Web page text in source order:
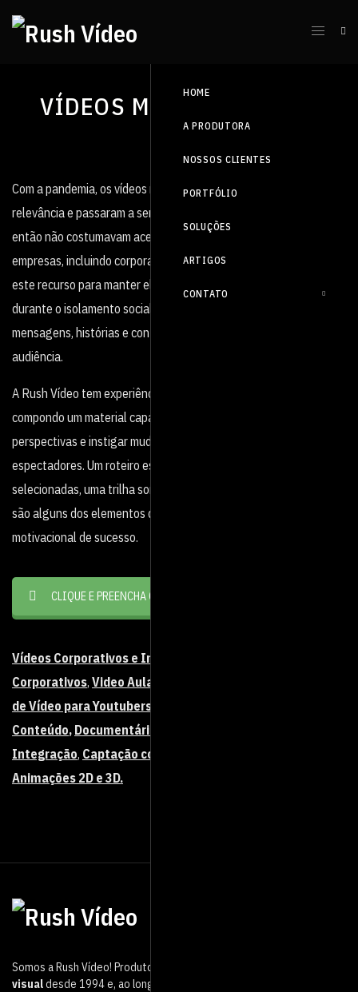
HOME
A PRODUTORA
NOSSOS CLIENTES
PORTFÓLIO
SOLUÇÕES
ARTIGOS
CONTATO
VÍDEOS MOTIVACIONAIS
Com a pandemia, os vídeos motivacionais ganharam ainda mais
relevância e passaram a ser consumidos por públicos que até
então não costumavam acessar este tipo de material. Muitas
empresas, incluindo corporações de grande porte, recorreram a
este recurso para manter elevado o moral de seus funcionários
durante o isolamento social. O objetivo é sempre apresentar
mensagens, histórias e conteúdos capazes de inspirar e motivar a
audiência.
A Rush Vídeo tem experiência na produção deste tipo de produto,
compondo um material capaz de aguçar o olhar para novas
perspectivas e instigar mudanças de atitude por parte dos
espectadores. Um roteiro estruturado, imagens bem
selecionadas, uma trilha sonora adequada e locução calibrada
são alguns dos elementos que ajudam a compor um vídeo
motivacional de sucesso.
CLIQUE E PREENCHA O
Vídeos Corporativos e Institucionais
Corporativos, Video Aulas
de Vídeo para Youtubers, Redes Sociais e Criadores de
Conteúdo, Documentários
Integração, Captação com Drone
Animações 2D e 3D.
Somos a Rush Vídeo! Produtora de vídeo que atua no mercado
visualdesde 1994 e, ao longo desse período, adquirimos muita